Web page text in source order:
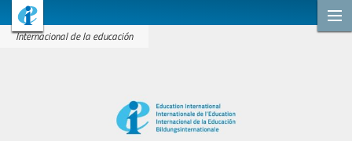
Internacional de la educación